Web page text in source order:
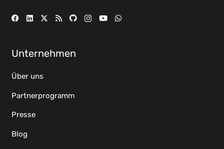
Unternehmen
Über uns
Partnerprogramm
Presse
Blog